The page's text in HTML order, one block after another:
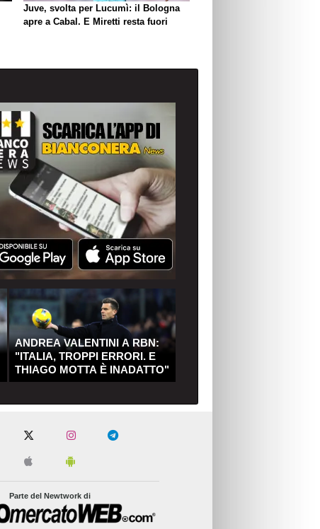
Juve, svolta per Lucumì: il Bologna
apre a Cabal. E Miretti resta fuori
ANDREA VALENTINI A RBN:
"ITALIA, TROPPI ERRORI. E
THIAGO MOTTA È INADATTO"
Parte del Newtwork di